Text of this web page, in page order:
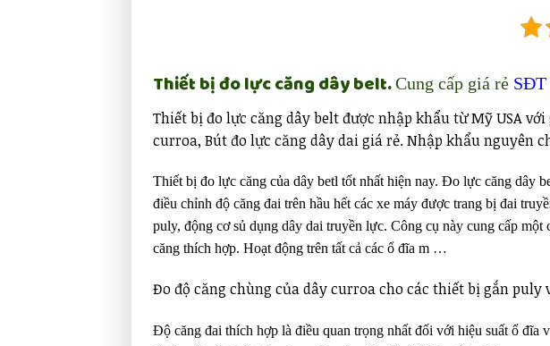
Thiết bị đo lực căng dây belt.Cung cấp giá rẻ SĐT
Thiết bị đo lực căng dây belt được nhập khẩu từ Mỹ USA
curroa, Bút đo lực căng dây dai giá rẻ. Nhập khẩu nguyên
Thiết bị đo lực căng của dây betl tốt nhất hiện nay. Đo lực căng dây
điều chỉnh độ căng đai trên hầu hết các xe máy được trang bị đai
puly, động cơ sủ dụng dây dai truyền lực. Công cụ này cung cấp một
căng thích hợp. Hoạt động trên tất cả các ổ đĩa m …
Đo độ căng chùng của dây curroa cho các thiết bị gắn puly
Độ căng đai thích hợp là điều quan trọng nhất đối với hiệu suất ổ đĩa